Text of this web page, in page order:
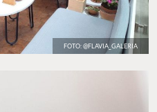
FOTO: @FLAVIA_GALERIA